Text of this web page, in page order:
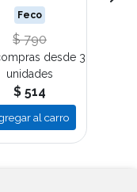
Feco
$ 790
desde 3
unidades
$ 514
al carro